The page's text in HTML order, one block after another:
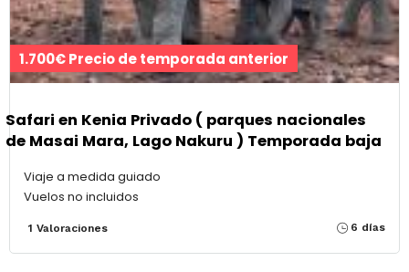
1.700€ Precio de temporada anterior
Safari en Kenia Privado ( parques nacionales
de Masai Mara, Lago Nakuru ) Temporada baja
Viaje a medida guiado
Vuelos no incluidos
1 Valoraciones 6 días